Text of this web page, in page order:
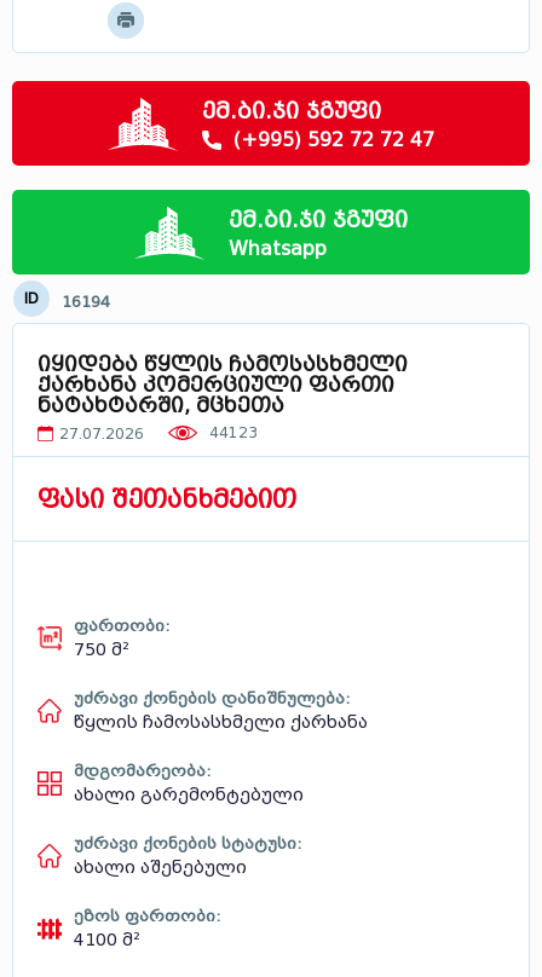
მცხეთა - მთიანეთი
სამცხე - ჯავახეთი
ლეჩხუმი
საქართველოში
ემ.ბი.ჯი ჯგუფი
(+995) 592 72 72 47
ემ.ბი.ჯი ჯგუფი
Whatsapp
ID 16194
იყიდება წყლის ჩამოსასხმელი
ქარხანა კომერციული ფართი
ნატახტარში, მცხეთა
27.07.2026 44123
ფასი შეთანხმებით
ფართობი:
750 მ²
უძრავი ქონების დანიშნულება:
წყლის ჩამოსასხმელი ქარხანა
მდგომარეობა:
ახალი გარემონტებული
უძრავი ქონების სტატუსი:
ახალი აშენებული
ეზოს ფართობი:
4100 მ²